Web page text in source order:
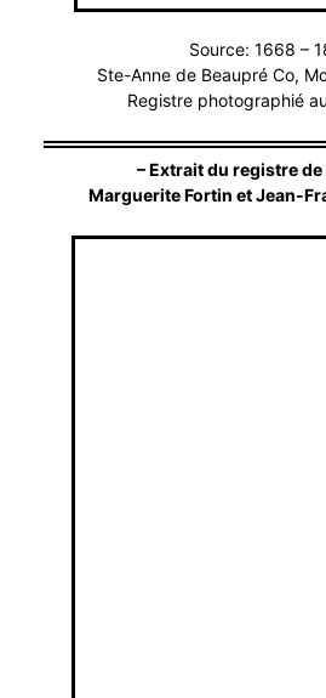
Source: 1668 –
Ste-Anne de Beaupré Co,
Registre photographié
– Extrait du registre de
Marguerite Fortin et Jean-